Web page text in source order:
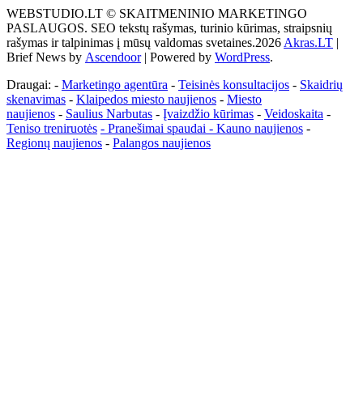
tai
žemės
ploto
matavimo
Pagrindinis
WEBSTUDIO.LT © SKAITMENINIO MARKETINGO
PASLAUGOS. SEO tekstų rašymas, turinio kūrimas, straipsnių
rašymas ir talpinimas į mūsų valdomas svetaines.2026 Akras.LT |
Brief News by Ascendoor| Powered by WordPress.
Draugai: - Marketingo agentūra - Teisinės konsultacijos - Skaidrių
skenavimas - Klaipedos miesto naujienos - Miesto
naujienos - Saulius Narbutas - Įvaizdžio kūrimas - Veidoskaita -
Teniso treniruotės - Pranešimai spaudai - Kauno naujienos -
Regionų naujienos - Palangos naujienos